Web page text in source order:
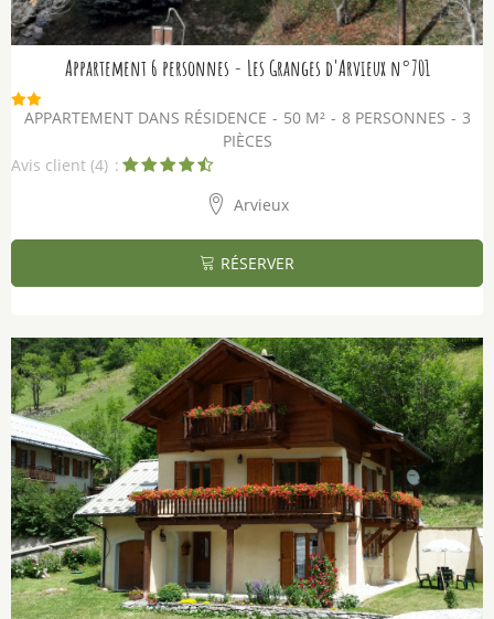
Appartement 6 personnes - Les Granges d'Arvieux n°701
APPARTEMENT DANS RÉSIDENCE 50 M² 8 PERSONNES
3
PIÈCES
Avis client (4)
Arvieux
RÉSERVER